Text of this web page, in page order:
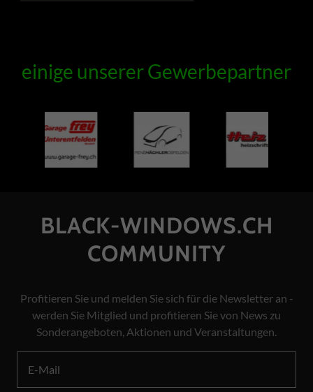
einige unserer Gewerbepartner
BLACK-WINDOWS.CH
COMMUNITY
Profitieren Sie und melden Sie sich für die Newsletter an -
werden Sie Mitglied und profitieren Sie von News zu
Sonderangeboten, Aktionen und Veranstaltungen.
E-Mail